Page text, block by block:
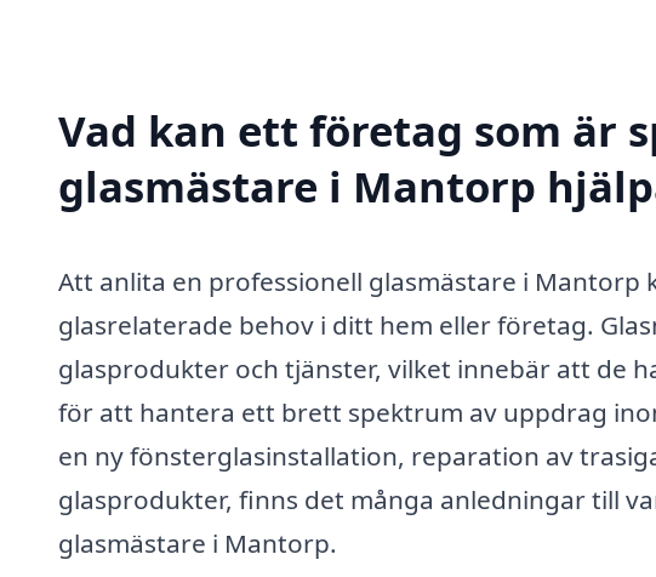
Vad kan ett företag som är
glasmästare i Mantorp
Att anlita en professionell glasmästare i Mantorp
glasrelaterade behov i ditt hem eller företag.
glasprodukter och tjänster, vilket innebär att de
för att hantera ett brett spektrum av uppdrag
en ny fönsterglasinstallation, reparation av
glasprodukter, finns det många anledningar till
glasmästare i Mantorp.